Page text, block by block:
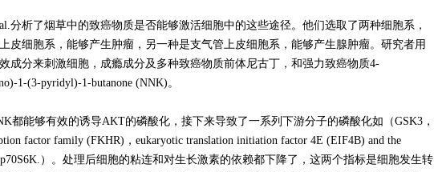
析了烟草中的致癌物质是否能够激活细胞中的这些途径。他们选取了两种细胞系，
皮细胞系，能够产生肿瘤，另一种是支气管上皮细胞系，能够产生腺肿瘤。研究者用
成分来刺激细胞，成瘾成分及多种致癌物质前体尼古丁，和强力致癌物质4-
1-(3-pyridyl)-1-butanone (NNK)。
能够有效的诱导AKT的磷酸化，接下来导致了一系列下游分子的磷酸化如（GSK3，
factor family (FKHR)，eukaryotic translation initiation factor 4E (EIF4B) and the
p70S6K.）。处理后细胞的粘连和对生长激素的依赖都下降了，这两个指标是细胞发生转